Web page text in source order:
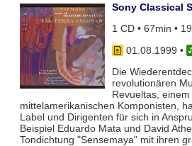
Sony Classical
1 CD • 67min •
01.08.1999 •
Die
revolutionären
Revueltas,
mittelamerikanischen Komponisten,
Label und Dirigenten für sich in
Beispiel Eduardo Mata und David
Tondichtung "Sensemaya" mit ihren